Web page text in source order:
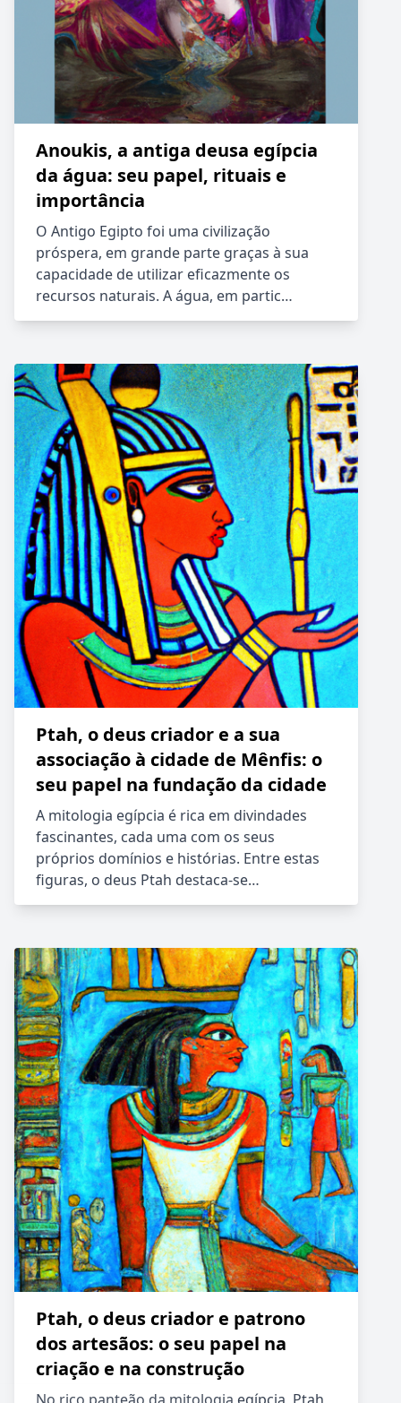
Anoukis, a antiga deusa egípcia
da água: seu papel, rituais e
importância
O Antigo Egipto foi uma civilização
próspera, em grande parte graças à sua
capacidade de utilizar eficazmente os
recursos naturais. A água, em partic…
Ptah, o deus criador e a sua
associação à cidade de Mênfis: o
seu papel na fundação da cidade
A mitologia egípcia é rica em divindades
fascinantes, cada uma com os seus
próprios domínios e histórias. Entre estas
figuras, o deus Ptah destaca-se…
Ptah, o deus criador e patrono
dos artesãos: o seu papel na
criação e na construção